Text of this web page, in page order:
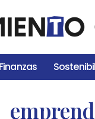
Finanzas